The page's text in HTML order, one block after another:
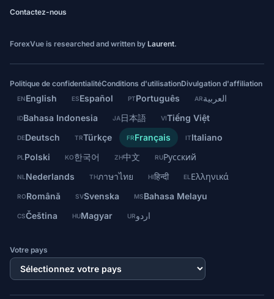
Contactez-nous
ForexVue is researched and written by Laurent.
Politique de confidentialitéConditions d'utilisationDivulgation d'affiliation
ENEnglish ESEspañol PTPortuguês ARالعربية
IDBahasa Indonesia JA日本語 VITiếng Việt
DEDeutsch TRTürkçe FRFrançais ITItaliano
PL Polski KO한국어 ZH中文 RUРусский
NL Nederlands THภาษาไทย HIहिन्दी EL Ελληνικά
RORomână SVSvenska MSBahasa Melayu
CSČeština HUMagyar URاردو
Votre pays